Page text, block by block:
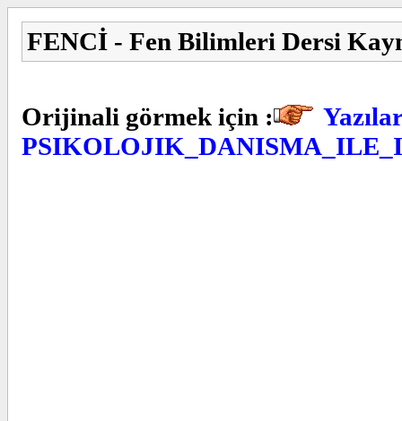
FENCİ - Fen Bilimleri Dersi
Orijinali görmek için :